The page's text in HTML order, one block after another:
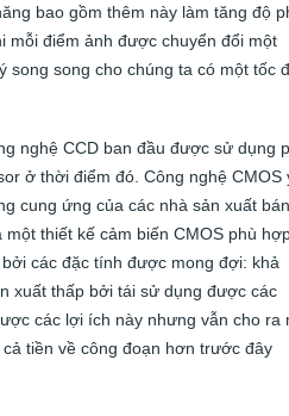
bao gồm thêm này làm tăng độ
mỗi điểm ảnh được chuyển đổi một
song cho chúng ta có một tốc
nghệ CCD ban đầu được sử dụng
ở thời điểm đó. Công nghệ CMOS
cung ứng của các nhà sản xuất bán
thiết kế cảm biến CMOS phù
các đặc tính được mong đợi: khả
xuất thấp bởi tái sử dụng được các
các lợi ích này nhưng vẫn cho ra
tiền về công đoạn hơn trước đây